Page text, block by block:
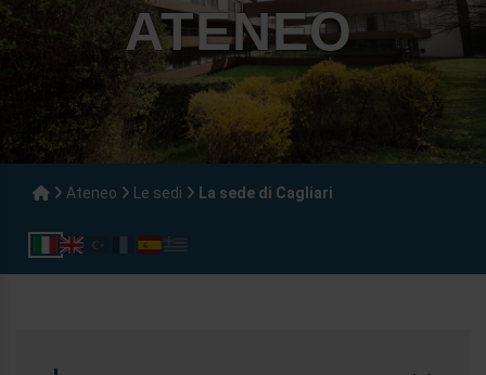
ATENEO
Ateneo Le sedi La sede di Cagliari